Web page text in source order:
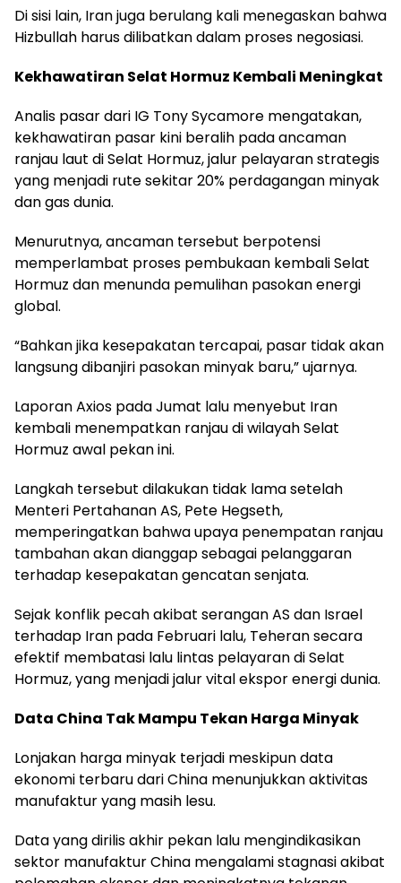
Di sisi lain, Iran juga berulang kali menegaskan bahwa
Hizbullah harus dilibatkan dalam proses negosiasi.
Kekhawatiran Selat Hormuz Kembali Meningkat
Analis pasar dari IG Tony Sycamore mengatakan,
kekhawatiran pasar kini beralih pada ancaman
ranjau laut di Selat Hormuz, jalur pelayaran strategis
yang menjadi rute sekitar 20% perdagangan minyak
dan gas dunia.
Menurutnya, ancaman tersebut berpotensi
memperlambat proses pembukaan kembali Selat
Hormuz dan menunda pemulihan pasokan energi
global.
“Bahkan jika kesepakatan tercapai, pasar tidak akan
langsung dibanjiri pasokan minyak baru,” ujarnya.
Laporan Axios pada Jumat lalu menyebut Iran
kembali menempatkan ranjau di wilayah Selat
Hormuz awal pekan ini.
Langkah tersebut dilakukan tidak lama setelah
Menteri Pertahanan AS, Pete Hegseth,
memperingatkan bahwa upaya penempatan ranjau
tambahan akan dianggap sebagai pelanggaran
terhadap kesepakatan gencatan senjata.
Sejak konflik pecah akibat serangan AS dan Israel
terhadap Iran pada Februari lalu, Teheran secara
efektif membatasi lalu lintas pelayaran di Selat
Hormuz, yang menjadi jalur vital ekspor energi dunia.
Data China Tak Mampu Tekan Harga Minyak
Lonjakan harga minyak terjadi meskipun data
ekonomi terbaru dari China menunjukkan aktivitas
manufaktur yang masih lesu.
Data yang dirilis akhir pekan lalu mengindikasikan
sektor manufaktur China mengalami stagnasi akibat